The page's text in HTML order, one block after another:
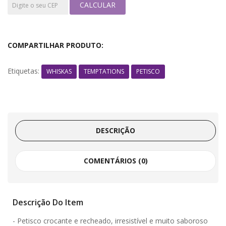
CALCULAR
COMPARTILHAR PRODUTO:
Etiquetas: WHISKAS TEMPTATIONS PETISCO
DESCRIÇÃO
COMENTÁRIOS (0)
Descrição Do Item
- Petisco crocante e recheado, irresistível e muito saboroso